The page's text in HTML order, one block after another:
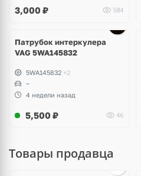
3,000 ₽ 584
Патрубок интеркулера
VAG 5WA145832
5WA145832 +2
~
4 недели назад
5,500 ₽ 46
Товары продавца